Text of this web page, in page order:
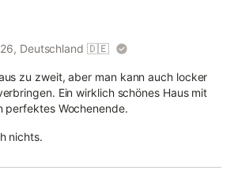
Deutschland 🇩🇪
zu zweit, aber man kann auch locker
Ein wirklich schönes Haus mit
perfektes Wochenende.
nichts.